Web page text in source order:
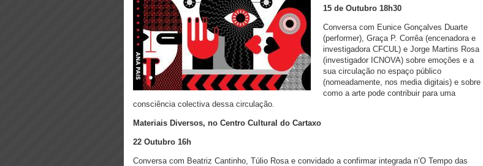
15 de Outubro 18h30
Conversa com Eunice Gonçalves Duarte
(performer), Graça P. Corrêa (encenadora e
investigadora CFCUL) e Jorge Martins Rosa
(investigador ICNOVA) sobre emoções e a
sua circulação no espaço público
(nomeadamente, nos media digitais) e sobre
como a arte pode contribuir para uma
consciência colectiva dessa circulação.
Materiais Diversos, no Centro Cultural do Cartaxo
22 Outubro 16h
Conversa com Beatriz Cantinho, Túlio Rosa e convidado a confirmar integrada n’O Tempo das